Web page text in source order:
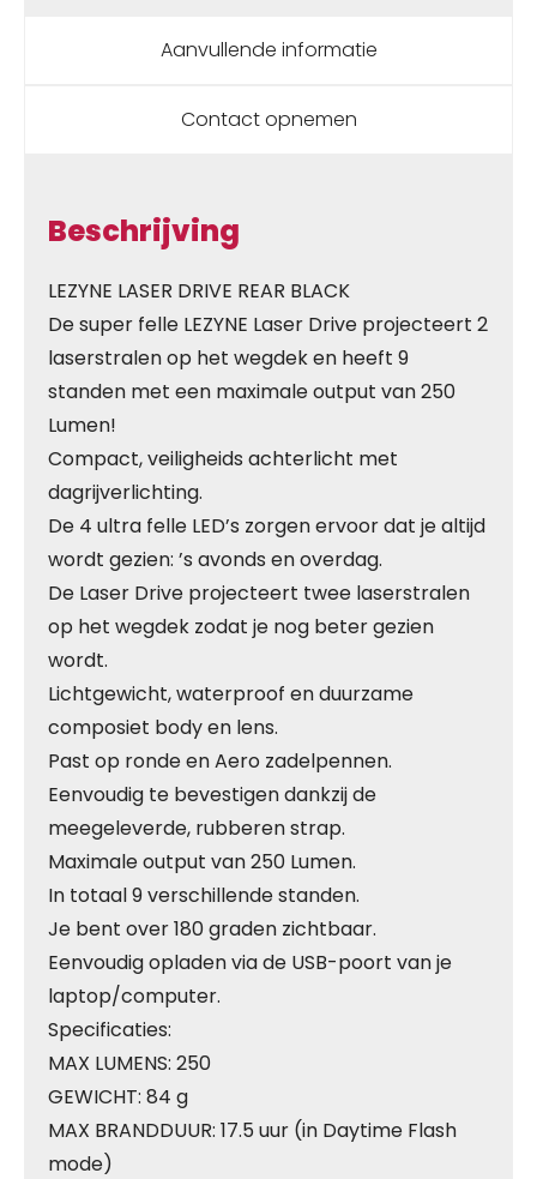
Aanvullende informatie
Contact opnemen
Beschrijving
LEZYNE LASER DRIVE REAR BLACK
De super felle LEZYNE Laser Drive projecteert 2
laserstralen op het wegdek en heeft 9
standen met een maximale output van 250
Lumen!
Compact, veiligheids achterlicht met
dagrijverlichting.
De 4 ultra felle LED’s zorgen ervoor dat je altijd
wordt gezien: ’s avonds en overdag.
De Laser Drive projecteert twee laserstralen
op het wegdek zodat je nog beter gezien
wordt.
Lichtgewicht, waterproof en duurzame
composiet body en lens.
Past op ronde en Aero zadelpennen.
Eenvoudig te bevestigen dankzij de
meegeleverde, rubberen strap.
Maximale output van 250 Lumen.
In totaal 9 verschillende standen.
Je bent over 180 graden zichtbaar.
Eenvoudig opladen via de USB-poort van je
laptop/computer.
Specificaties:
MAX LUMENS: 250
GEWICHT: 84 g
MAX BRANDDUUR: 17.5 uur (in Daytime Flash
mode)